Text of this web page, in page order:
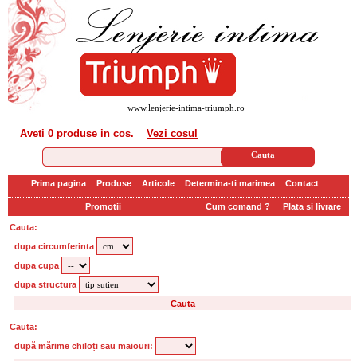
www.lenjerie-intima-triumph.ro
Aveti 0 produse in cos. Vezi cosul
Prima pagina Produse Articole Determina-ti marimea Contact
Promotii Cum comand ? Plata si livrare
Cauta:
dupa circumferinta
dupa cupa
dupa structura
Cauta:
după mărime chiloți sau maiouri: